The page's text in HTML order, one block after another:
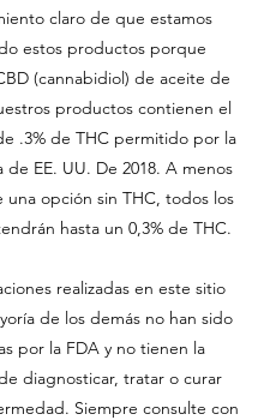
claro de que estamos
estos productos porque
(cannabidiol) de aceite de
productos contienen el
.3% de THC permitido por la
de EE. UU. De 2018. A menos
opción sin THC, todos los
hasta un 0,3% de THC.
realizadas en este sitio
de los demás no han sido
por la FDA y no tienen la
diagnosticar, tratar o curar
Siempre consulte con